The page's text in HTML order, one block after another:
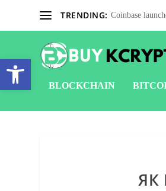
TRENDING: Coinbase
BLOCKCHAIN
ЯК
Open toolbar